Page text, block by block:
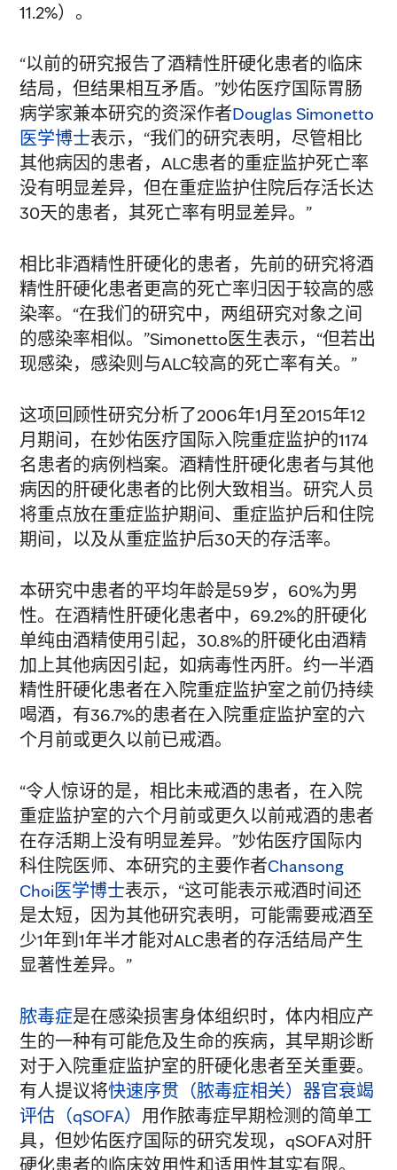
11.2%）。
“以前的研究报告了酒精性肝硬化患者的临床
结局，但结果相互矛盾。”妙佑医疗国际胃肠
病学家兼本研究的资深作者Douglas Simonetto
医学博士表示，“我们的研究表明，尽管相比
其他病因的患者，ALC患者的重症监护死亡率
没有明显差异，但在重症监护住院后存活长达
30天的患者，其死亡率有明显差异。”
相比非酒精性肝硬化的患者，先前的研究将酒
精性肝硬化患者更高的死亡率归因于较高的感
染率。“在我们的研究中，两组研究对象之间
的感染率相似。”Simonetto医生表示，“但若出
现感染，感染则与ALC较高的死亡率有关。”
这项回顾性研究分析了2006年1月至2015年12
月期间，在妙佑医疗国际入院重症监护的1174
名患者的病例档案。酒精性肝硬化患者与其他
病因的肝硬化患者的比例大致相当。研究人员
将重点放在重症监护期间、重症监护后和住院
期间，以及从重症监护后30天的存活率。
本研究中患者的平均年龄是59岁，60%为男
性。在酒精性肝硬化患者中，69.2%的肝硬化
单纯由酒精使用引起，30.8%的肝硬化由酒精
加上其他病因引起，如病毒性丙肝。约一半酒
精性肝硬化患者在入院重症监护室之前仍持续
喝酒，有36.7%的患者在入院重症监护室的六
个月前或更久以前已戒酒。
“令人惊讶的是，相比未戒酒的患者，在入院
重症监护室的六个月前或更久以前戒酒的患者
在存活期上没有明显差异。”妙佑医疗国际内
科住院医师、本研究的主要作者Chansong
Choi医学博士表示，“这可能表示戒酒时间还
是太短，因为其他研究表明，可能需要戒酒至
少1年到1年半才能对ALC患者的存活结局产生
显著性差异。”
脓毒症是在感染损害身体组织时，体内相应产
生的一种有可能危及生命的疾病，其早期诊断
对于入院重症监护室的肝硬化患者至关重要。
有人提议将快速序贯（脓毒症相关）器官衰竭
评估（qSOFA） 用作脓毒症早期检测的简单工
具，但妙佑医疗国际的研究发现，qSOFA对肝
硬化患者的临床效用性和适用性其实有限。